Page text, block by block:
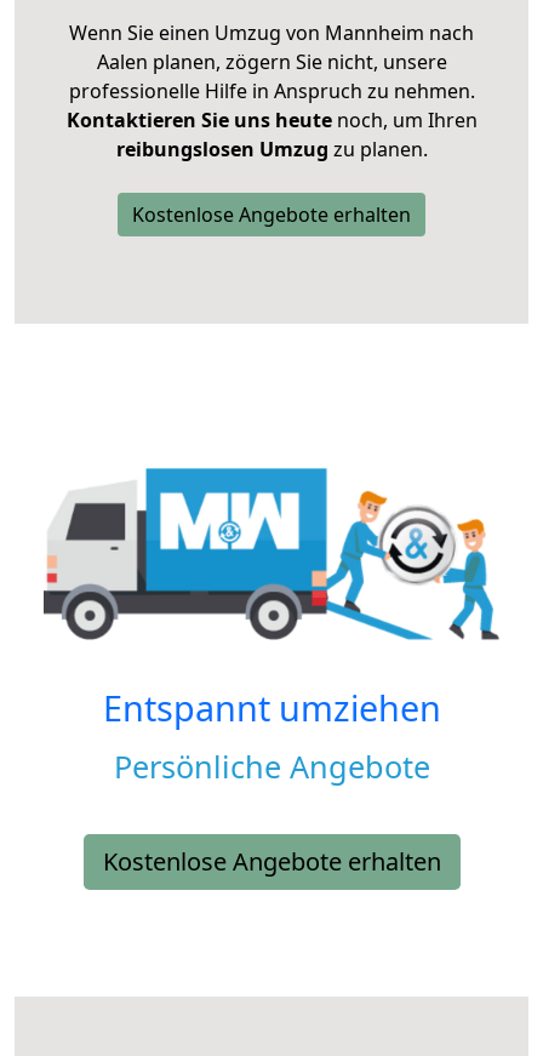
Wenn Sie einen Umzug von Mannheim nach
Aalen planen, zögern Sie nicht, unsere
professionelle Hilfe in Anspruch zu nehmen.
Kontaktieren Sie uns heutenoch, um Ihren
reibungslosen Umzug zu planen.
Kostenlose Angebote erhalten
Entspannt umziehen
Persönliche Angebote
Kostenlose Angebote erhalten